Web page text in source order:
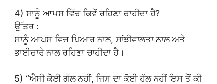
4) ਸਾਨੂੰ ਆਪਸ ਵਿੱਚ ਕਿਵੇਂ ਰਹਿਣਾ ਚਾਹੀਦਾ ਹੈ?
ਉੱਤਰ :
ਸਾਨੂੰ ਆਪਸ ਵਿਚ ਪਿਆਰ ਨਾਲ, ਸਾਂਝੀਵਾਲਤਾ ਨਾਲ ਅਤੇ
ਭਾਈਚਾਰੇ ਨਾਲ ਰਹਿਣਾ ਚਾਹੀਦਾ ਹੈ।
5) “ਐਸੀ ਕੋਈ ਗੱਲ ਨਹੀਂ, ਜਿਸ ਦਾ ਕੋਈ ਹੱਲ ਨਹੀਂ ਇਸ ਤੋਂ ਕੀ